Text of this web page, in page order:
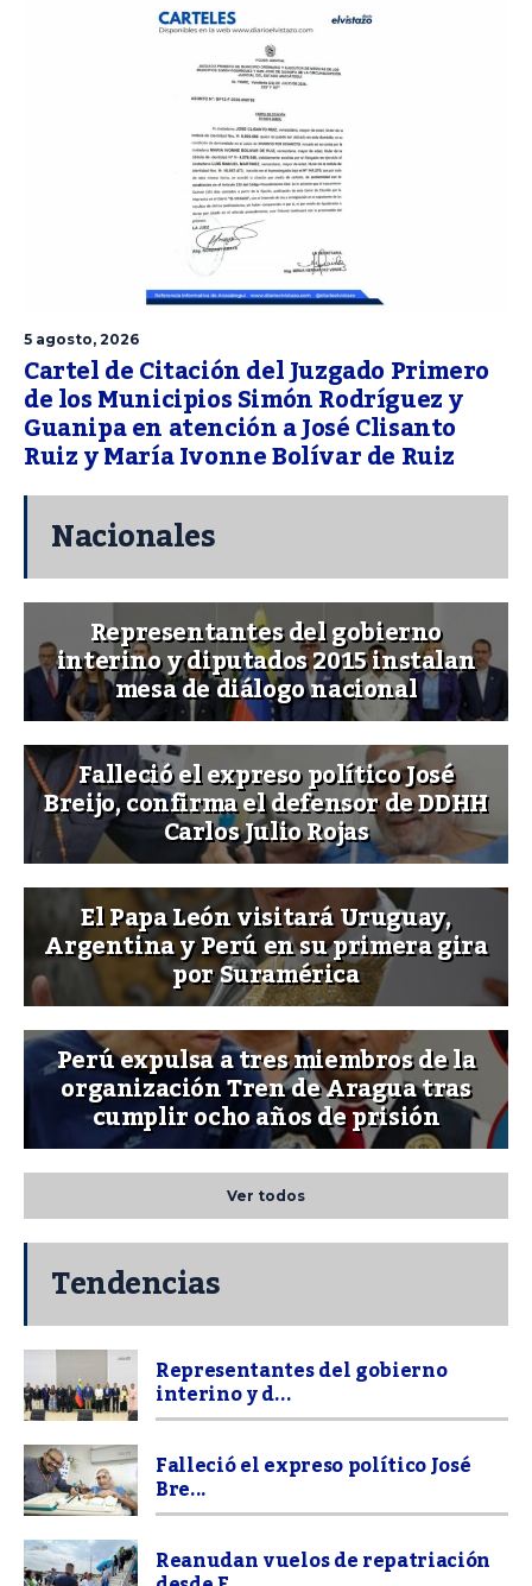
5 agosto, 2026
Cartel de Citación del Juzgado Primero
de los Municipios Simón Rodríguez y
Guanipa en atención a José Clisanto
Ruiz y María Ivonne Bolívar de Ruiz
Nacionales
Representantes del gobierno
interino y diputados 2015 instalan
mesa de diálogo nacional
Falleció el expreso político José
Breijo, confirma el defensor de DDHH
Carlos Julio Rojas
El Papa León visitará Uruguay,
Argentina y Perú en su primera gira
por Suramérica
Perú expulsa a tres miembros de la
organización Tren de Aragua tras
cumplir ocho años de prisión
Ver todos
Tendencias
Representantes del gobierno
interino y d...
Falleció el expreso político José
Bre...
Reanudan vuelos de repatriación